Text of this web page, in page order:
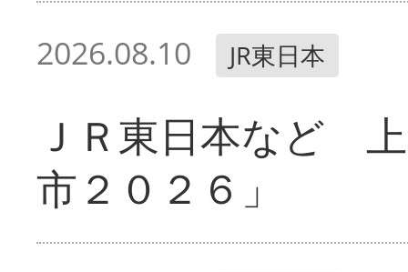
2026.08.10 JR東日本
ＪＲ東日本など
市２０２６」